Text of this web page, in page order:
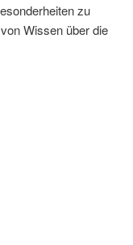
zu
Wissen über die